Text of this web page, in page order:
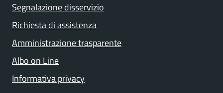
Segnalazione disservizio
Richiesta di assistenza
Amministrazione trasparente
Albo on Line
Informativa privacy